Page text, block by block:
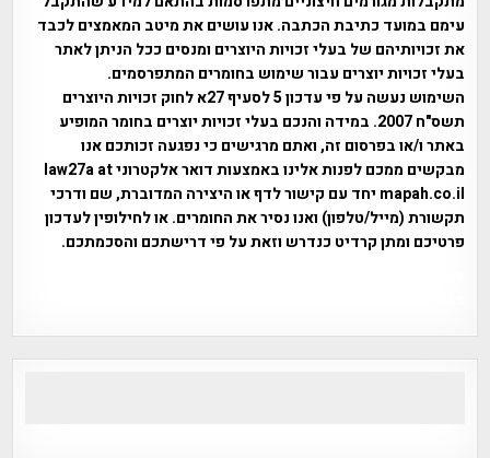
עימם במועד כתיבת הכתבה. אנו עושים את מיטב המאמצים לכבד
את זכויותיהם של בעלי זכויות היוצרים ומנסים ככל הניתן לאתר
בעלי זכויות יוצרים עבור שימוש בחומרים המתפרסמים.
השימוש נעשה על פי עדכון 5 לסעיף 27א לחוק זכויות היוצרים
תשס"ח 2007. במידה והנכם בעלי זכויות יוצרים בחומר המופיע
באתר ו/או בפרסום זה, ואתם מרגישים כי נפגעה זכותכם אנו
מבקשים ממכם לפנות אלינו באמצעות דואר אלקטרוני law27a at
mapah.co.il יחד עם קישור לדף או היצירה המדוברת, שם ודרכי
תקשורת (מייל/טלפון) ואנו נסיר את החומרים. או לחילופין לעדכון
פרטיכם ומתן קרדיט כנדרש וזאת על פי דרישתכם והסכמתכם.